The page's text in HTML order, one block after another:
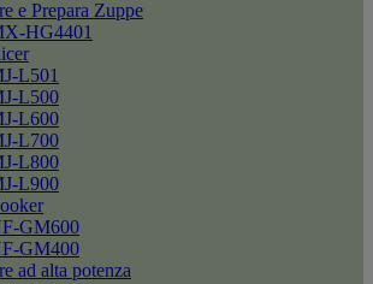
e Prepara Zuppe
HG4401
L501
L500
L600
L700
L800
L900
GM600
GM400
ad alta potenza